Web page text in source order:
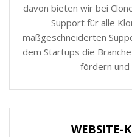
davon bieten wir bei
Support für alle
maßgeschneiderten
dem Startups die
fördern und
WEBSITE-